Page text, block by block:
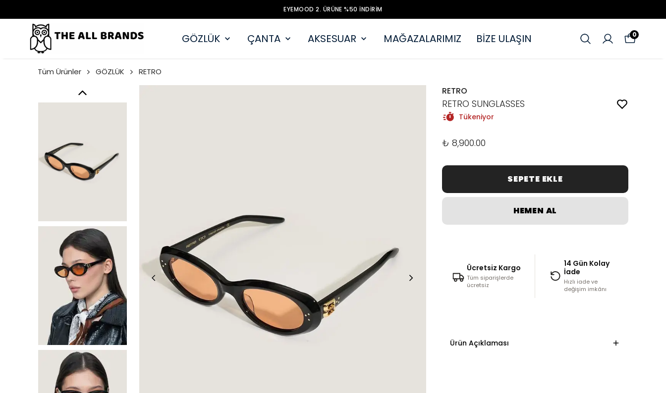
EYEMOOD 2. ÜRÜNE %50 İNDİRİM
GÖZLÜK ÇANTA AKSESUAR MAĞAZALARIMIZ BİZE ULAŞIN 0
Tüm Ürünler GÖZLÜK RETRO
RETRO
RETRO SUNGLASSES
Tükeniyor
₺ 8,900.00
SEPETE EKLE
HEMEN AL
Ücretsiz Kargo
Tüm siparişlerde
ücretsiz
14 Gün Kolay
İade
Hızlı iade ve
değişim imkânı
Ürün Açıklaması